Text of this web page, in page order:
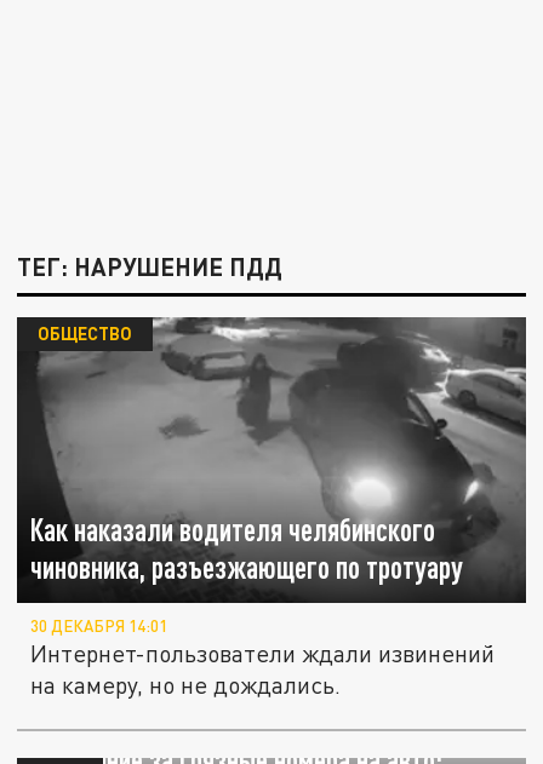
ТЕГ: НАРУШЕНИЕ ПДД
Как наказали водителя челябинского
чиновника, разъезжающего по тротуару
ОБЩЕСТВО
30 ДЕКАБРЯ 14:01
Интернет-пользователи ждали извинений
на камеру, но не дождались.